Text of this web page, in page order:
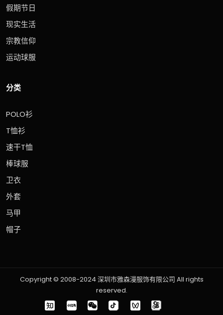
假期节日
现实生活
宗教信仰
运动球服
分类
POLO衫
T恤衫
速干T恤
棒球服
卫衣
外套
马甲
帽子
Copyright © 2008-2024 深圳市雅森漫服饰有限公司 All rights
reserved.